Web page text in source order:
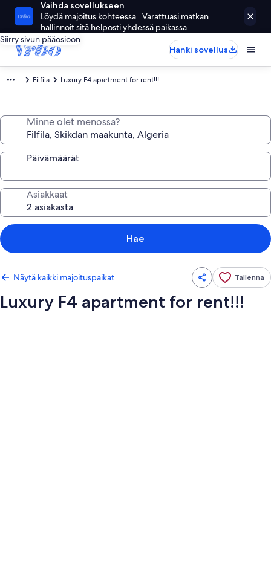
Vaihda sovellukseen
Löydä majoitus kohteessa . Varattuasi matkan
hallinnoit sitä helposti yhdessä paikassa.
Siirry sivun pääosioon
Hanki sovellus
Filfila Luxury F4 apartment for rent!!!
Minne olet menossa?
Päivämäärät
Asiakkaat
Hae
Näytä kaikki majoituspaikat Tallenna
Luxury F4 apartment for rent!!!